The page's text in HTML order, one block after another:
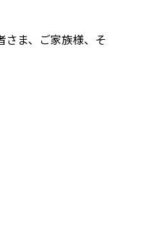
さま、ご家族様、そ